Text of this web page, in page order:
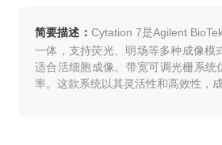
简要描述： Cytation 7是Agilent
一体，支持荧光、明场等多种成像模
适合活细胞成像。带宽可调光栅系统
率。这款系统以其灵活性和高效性，